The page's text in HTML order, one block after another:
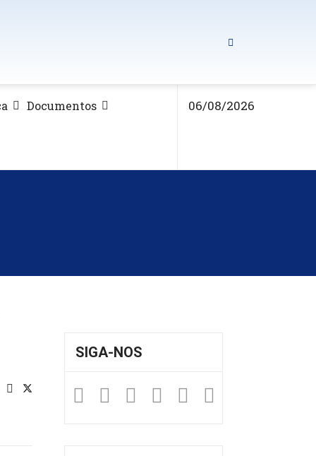
Documentos 06/08/2026
SIGA-NOS
Facebook
Twitter
Instagram
YouTube
Fickr